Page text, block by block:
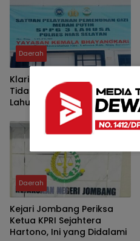
Daerah
Klarifikasi Dugaan Buah
Tidak Layak di SPPG 3
Lahusa: Tidak Disajikan,
Langsung Diganti
Daerah
Kejari Jombang Periksa
Ketua KPRI Sejahtera
Hartono, Ini yang Didalami